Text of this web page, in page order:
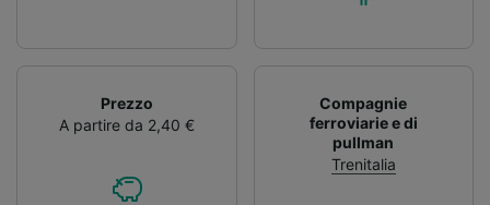
Prezzo
A partire da 2,40 €
Compagnie
ferroviarie e di
pullman
Trenitalia